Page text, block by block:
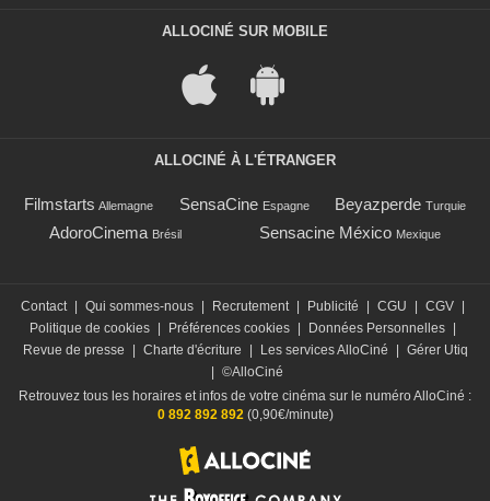
ALLOCINÉ SUR MOBILE
ALLOCINÉ À L'ÉTRANGER
Filmstarts Allemagne SensaCine Espagne Beyazperde Turquie
AdoroCinema Brésil Sensacine México Mexique
Contact Qui sommes-nous Recrutement Publicité CGU CGV
Politique de cookies
Préférences cookies Données Personnelles
Revue de presse
Charte d'écriture Les services AlloCiné
Gérer Utiq
©AlloCiné
Retrouvez tous les horaires et infos de votre cinéma sur le numéro AlloCiné :
0 892 892 892(0,90€/minute)